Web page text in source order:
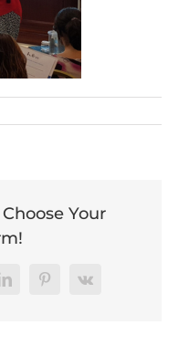
Your
LinkedInPinterest
Vk